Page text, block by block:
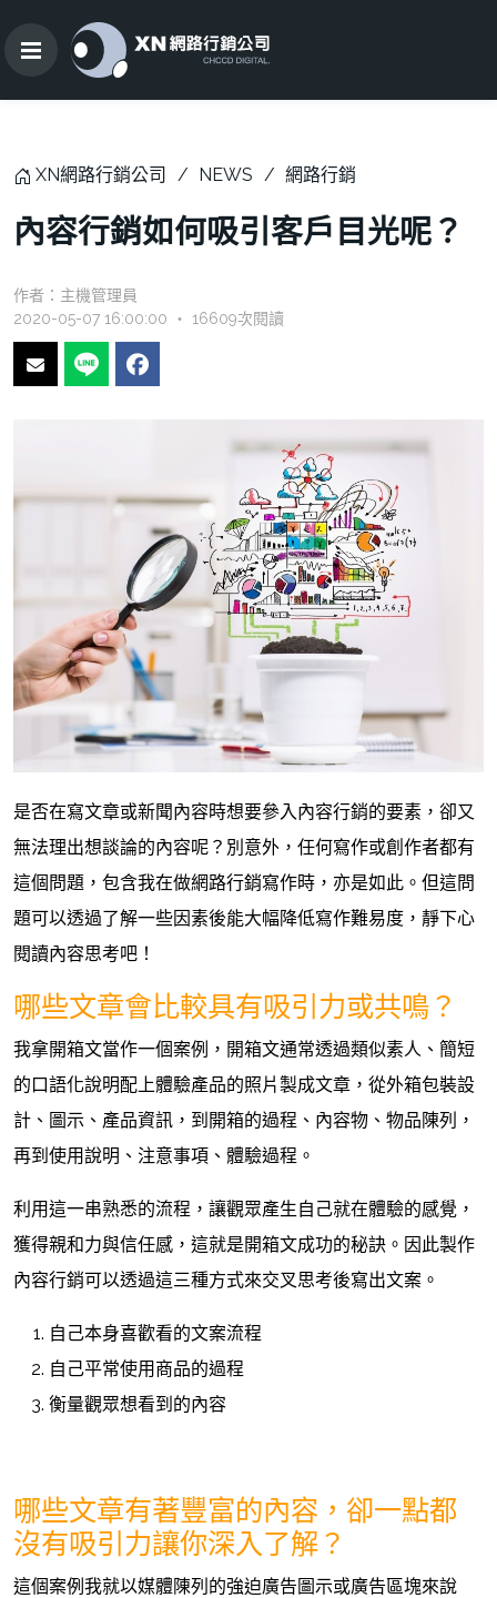
XN網路行銷公司 NEWS 網路行銷
內容行銷如何吸引客戶目光呢？
作者： 主機管理員
2020-05-07 16:00:00 ‧ 16609次閱讀
是否在寫文章或新聞內容時想要參入內容行銷的要素，卻又
無法理出想談論的內容呢？別意外，任何寫作或創作者都有
這個問題，包含我在做網路行銷寫作時，亦是如此。但這問
題可以透過了解一些因素後能大幅降低寫作難易度，靜下心
閱讀內容思考吧！
哪些文章會比較具有吸引力或共鳴？
我拿開箱文當作一個案例，開箱文通常透過類似素人、簡短
的口語化說明配上體驗產品的照片製成文章，從外箱包裝設
計、圖示、產品資訊，到開箱的過程、內容物、物品陳列，
再到使用說明、注意事項、體驗過程。
利用這一串熟悉的流程，讓觀眾產生自己就在體驗的感覺，
獲得親和力與信任感，這就是開箱文成功的秘訣。因此製作
內容行銷可以透過這三種方式來交叉思考後寫出文案。
自己本身喜歡看的文案流程
自己平常使用商品的過程
衡量觀眾想看到的內容
哪些文章有著豐富的內容，卻一點都
沒有吸引力讓你深入了解？
這個案例我就以媒體陳列的強迫廣告圖示或廣告區塊來說